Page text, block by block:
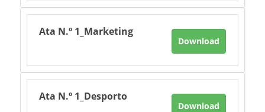
Ata N.º 1_Marketing
Download
Ata N.º 1_Desporto
Download